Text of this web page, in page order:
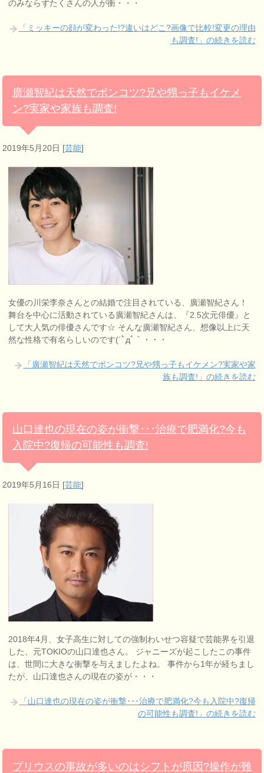
のみならずたくさんの人が衝・・・
「ミッキーの顔が変わった!?違いはどこ?画像で比較!変更の理由
も調査!」の続きを読む
廣瀬智紀は天然でポンコツ?兄や甥っ子もイケメ
ン?実家や家族も調査!
2019年5月20日 [芸能]
女優の川栄李奈さんとの結婚で注目されている、廣瀬智紀さん！
舞台を中心に活動されている廣瀬智紀さんは、『2.5次元俳優』と
して大人気の俳優さんです☆ そんな廣瀬智紀さん、想像以上に天
然な性格で有名らしいのです(´ﾟдﾟ｀・・・
「廣瀬智紀は天然でポンコツ?兄や甥っ子もイケメン?実家や家
族も調査!」の続きを読む
山口達也の現在の姿が衝撃･･･治療で肥満化?今も
入院中?復帰の可能性も調査!
2019年5月16日 [芸能]
2018年4月、女子高生に対しての強制わいせつ容疑で芸能界を引退
した、元TOKIOの山口達也さん。 ジャニーズが起こしたこの事件
は、世間に大きな衝撃を与えましたよね。 事件から1年が経ちまし
たが、山口達也さんの現在の姿が・・・
「山口達也の現在の姿が衝撃･･･治療で肥満化?今も入院中?復帰
の可能性も調査!」の続きを読む
プリウスの事故が多いのはシフトが原因?操作が難